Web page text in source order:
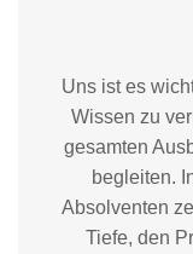
Uns ist es
Wissen zu
gesamten
begleiten.
Absolventen
Tiefe, den